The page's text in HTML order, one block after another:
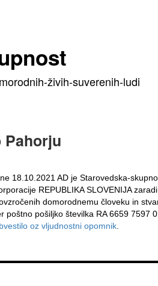
živih-suverenih-ludi
18.10.2021 AD je Starovedska-
REPUBLIKA SLOVENIJA
domorodnemu človeku in
poštno pošiljko številka RA 6659 7597
oz vljudnostni opomnik.